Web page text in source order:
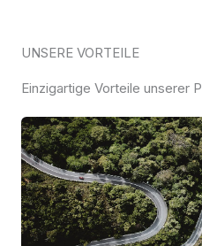
UNSERE VORTEILE
Einzigartige Vorteile unserer